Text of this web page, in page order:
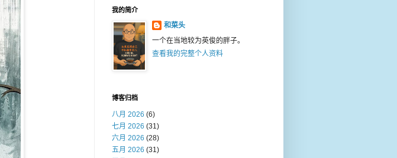
我的简介
和菜头
一个在当地较为英俊的胖子。
查看我的完整个人资料
博客归档
八月 2026 (6)
七月 2026 (31)
六月 2026 (28)
五月 2026 (31)